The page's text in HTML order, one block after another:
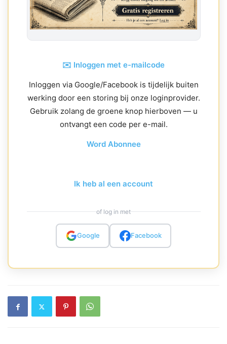
✉️ Inloggen met e-mailcode
Inloggen via Google/Facebook is tijdelijk buiten
werking door een storing bij onze loginprovider.
Gebruik zolang de groene knop hierboven — u
ontvangt een code per e-mail.
Word Abonnee
Ik heb al een account
of log in met
Google Facebook